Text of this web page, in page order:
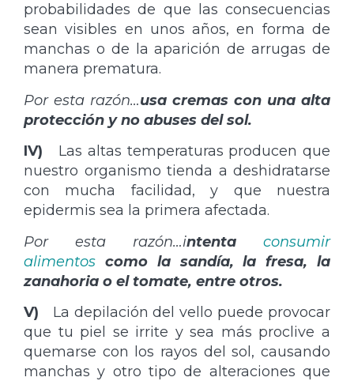
probabilidades de que las consecuencias
sean visibles en unos años, en forma de
manchas o de la aparición de arrugas de
manera prematura.
Por esta razón…usa cremas con una alta
protección y no abuses del sol.
IV) Las altas temperaturas producen que
nuestro organismo tienda a deshidratarse
con mucha facilidad, y que nuestra
epidermis sea la primera afectada.
Por esta razón…intenta consumir
alimentos como la sandía, la fresa, la
zanahoria o el tomate, entre otros.
V) La depilación del vello puede provocar
que tu piel se irrite y sea más proclive a
quemarse con los rayos del sol, causando
manchas y otro tipo de alteraciones que